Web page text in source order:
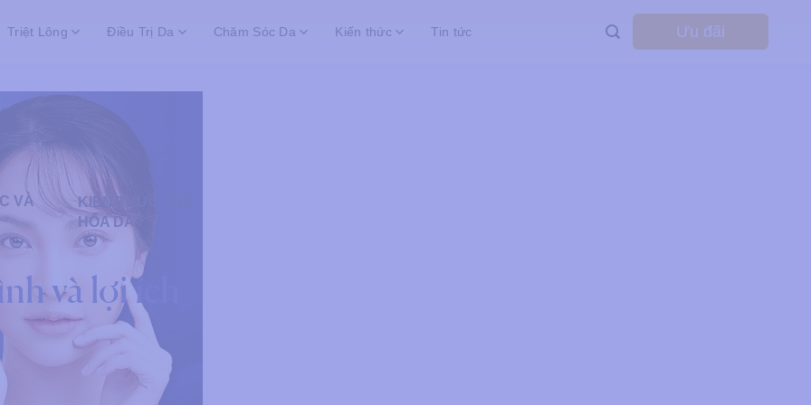
Triệt Lông Điều Trị Da Chăm Sóc Da Kiến thức Tin tức Ưu đãi
VÀ
KIẾN THỨC TRẺ
HÓA DA
và lợi ích